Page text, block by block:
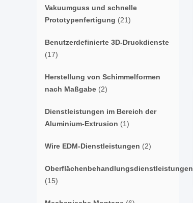
Vakuumguss und schnelle
Prototypenfertigung (21)
Benutzerdefinierte 3D-Druckdienste
(17)
Herstellung von Schimmelformen
nach Maßgabe (2)
Dienstleistungen im Bereich der
Aluminium-Extrusion (1)
Wire EDM-Dienstleistungen (2)
Oberflächenbehandlungsdienstleistungen
(15)